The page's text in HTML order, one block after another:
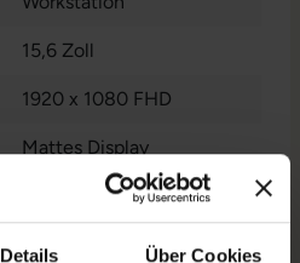
Details Über Cookies
15,6 Zoll
1920 x 1080 FHD
Mattes Display
Intel Core i7 11850H @
2,5 GHz